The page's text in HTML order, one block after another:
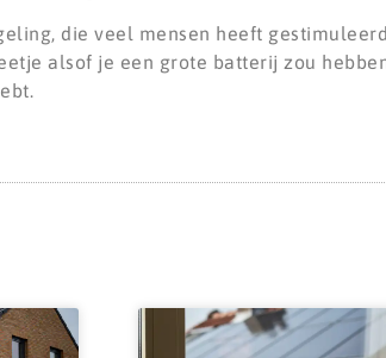
die veel mensen heeft
alsof je een grote batterij zou